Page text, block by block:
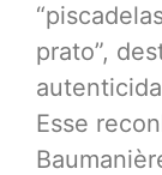
prato”,
Esse